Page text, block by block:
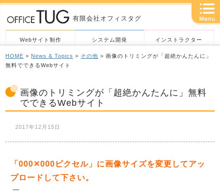
有限会社オフィスタグ
Webサイト制作 システム開発 インストラクター
HOME > News & Topics > その他 > 画像のトリミングが「超絶かんたんに」
無料でできるWebサイト
画像のトリミングが「超絶かんたんに」無料
でできるWebサイト
2017年12月15日
「000✕000ピクセル」に画像サイズを変更してアッ
プロードして下さい。
—